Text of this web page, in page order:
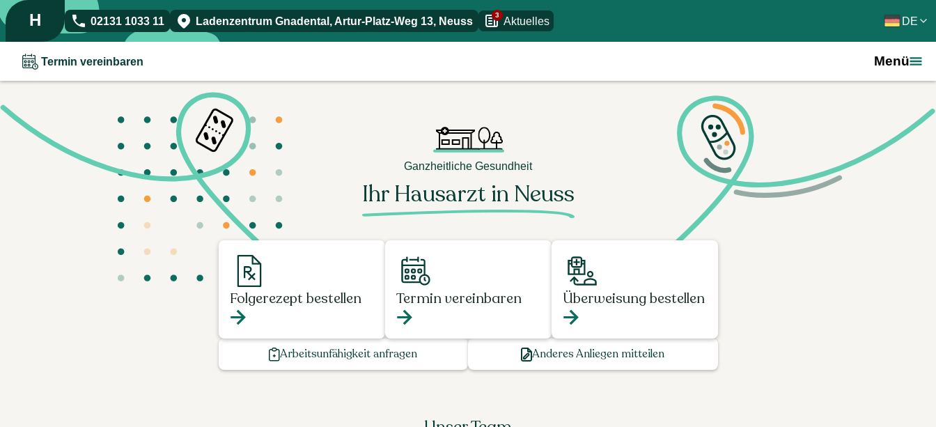
H 02131 1033 11 Ladenzentrum Gnadental, Artur-Platz-Weg 13, Neuss 3 Aktuelles DE
Termin vereinbaren Menü
Ganzheitliche Gesundheit
Ihr Hausarzt in Neuss
Folgerezept bestellen Termin vereinbaren Überweisung bestellen
Arbeitsunfähigkeit anfragen Anderes Anliegen mitteilen